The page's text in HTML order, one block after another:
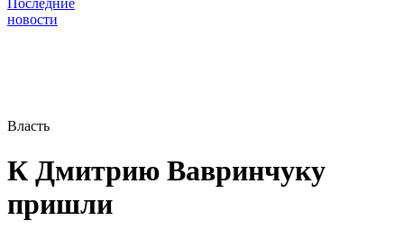
Последние
новости
Власть
К Дмитрию Вавринчуку
пришли